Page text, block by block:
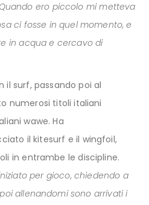
ero piccolo mi metteva
ci fosse in quel momento, e
in acqua e cercavo di
il surf, passando poi al
numerosi titoli italiani
wawe. Ha
il kitesurf e il wingfoil,
in entrambe le discipline.
per gioco, chiedendo a
allenandomi sono arrivati i